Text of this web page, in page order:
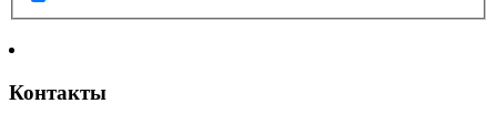
Контакты